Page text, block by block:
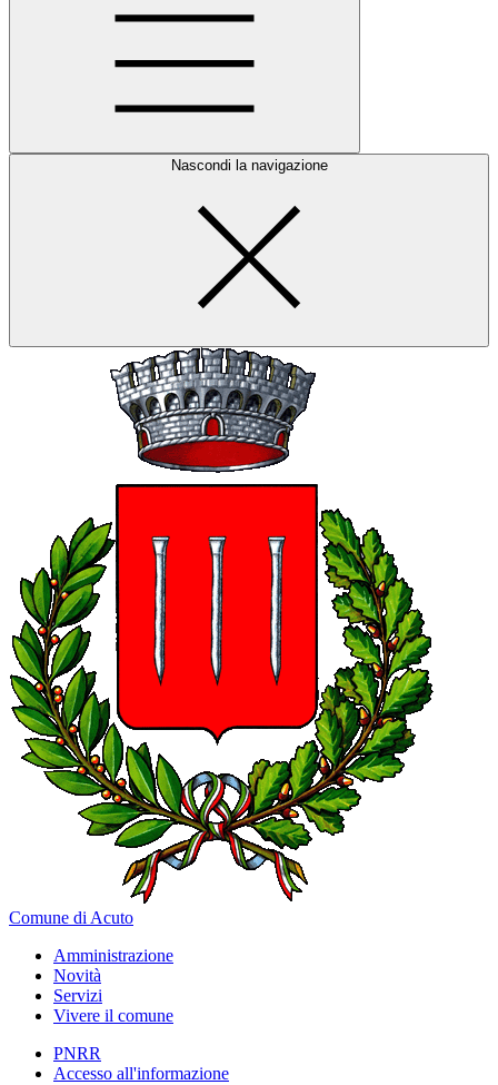
Nascondi la navigazione
Comune di Acuto
Amministrazione
Novità
Servizi
Vivere il comune
PNRR
Accesso all'informazione